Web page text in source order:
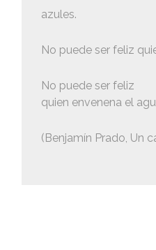
azules.
No puede ser feliz
No puede ser feliz
quien envenena el
(Benjamín Prado, Un